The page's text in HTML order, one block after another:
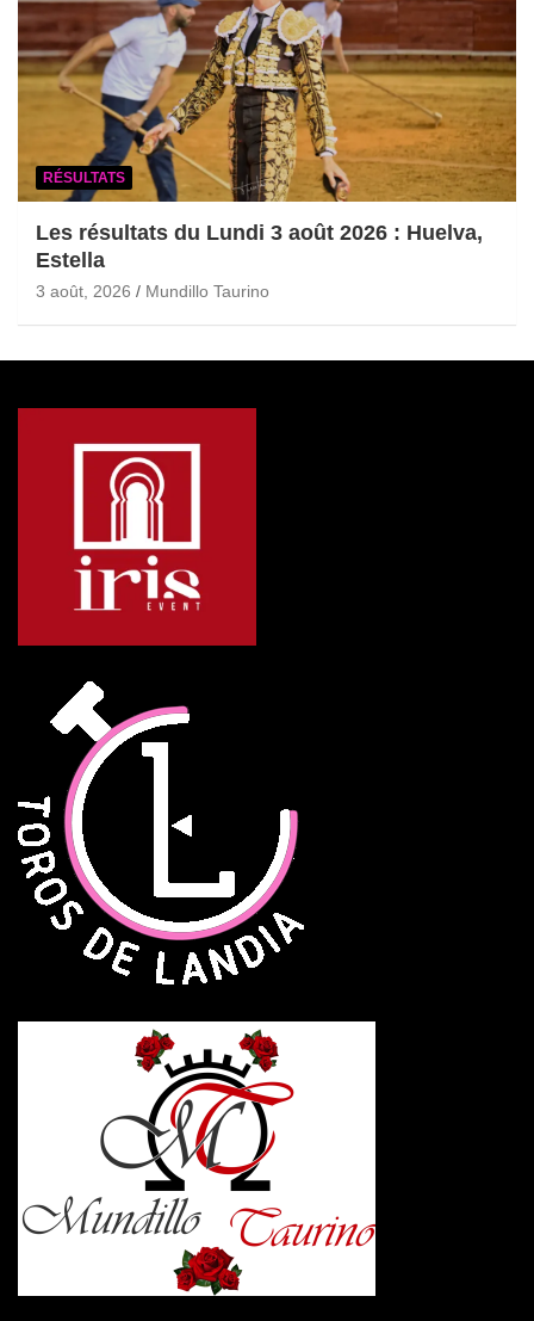
RÉSULTATS
Les résultats du Lundi 3 août 2026 : Huelva,
Estella
3 août, 2026 Mundillo Taurino